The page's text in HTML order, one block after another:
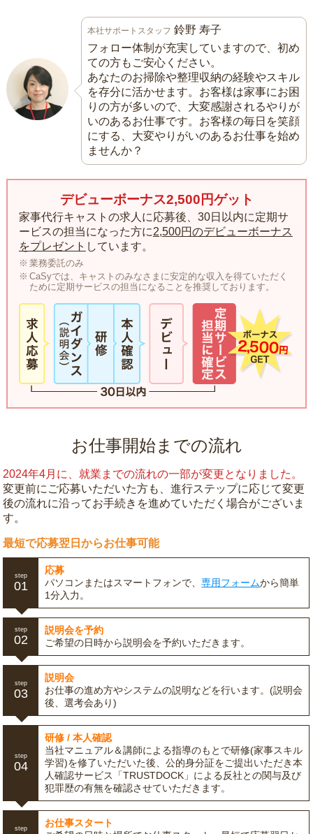
本社サポートスタッフ 鈴野 寿子
フォロー体制が充実していますので、初め
ての方もご安心ください。
あなたのお掃除や整理収納の経験やスキル
を存分に活かせます。お客様は家事にお困
りの方が多いので、大変感謝されるやりが
いのあるお仕事です。お客様の毎日を笑顔
にする、大変やりがいのあるお仕事を始め
ませんか？
デビューボーナス2,500円ゲット
家事代行キャストの求人に応募後、30日以内に定期サ
ービスの担当になった方に2,500円のデビューボーナス
をプレゼント しています。
業務委託のみ
CaSyでは、キャストのみなさまに安定的な収入を得ていただく
ために定期サービスの担当になることを推奨しております。
お仕事開始までの流れ
2024年4月に、就業までの流れの一部が変更となりました。
変更前にご応募いただいた方も、進行ステップに応じて変更
後の流れに沿ってお手続きを進めていただく場合がございま
す。
最短で応募翌日からお仕事可能
step
01
応募
パソコンまたはスマートフォンで、専用フォームから簡単
1分入力。
step
02
説明会を予約
ご希望の日時から説明会を予約いただきます。
step
03
説明会
お仕事の進め方やシステムの説明などを行います。(説明会
後、選考会あり)
step
04
研修 / 本人確認
当社マニュアル＆講師による指導のもとで研修(家事スキル
学習)を修了いただいた後、公的身分証をご提出いただき本
人確認サービス「TRUSTDOCK」による反社との関与及び
犯罪歴の有無を確認させていただきます。
step
お仕事スタート